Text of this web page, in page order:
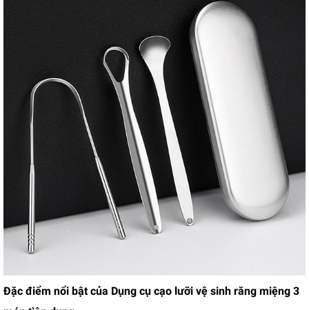
Đặc điểm nổi bật của Dụng cụ cạo lưỡi vệ sinh răng miệng 3